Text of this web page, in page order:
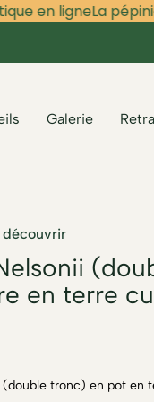
en ligneLa pépinière
Galerie
découvrir
en terre
(double tronc) en pot en